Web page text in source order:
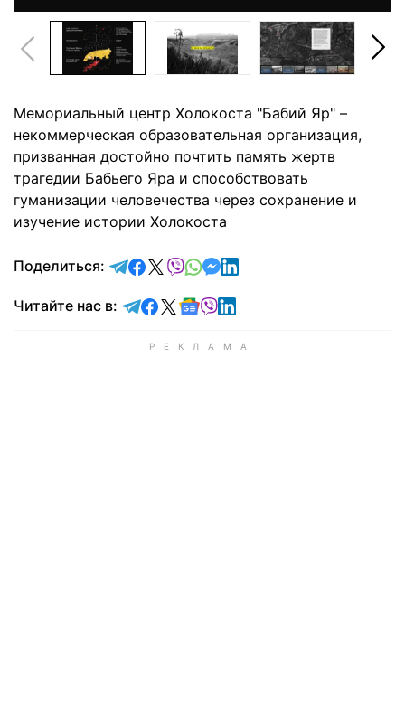
Мемориальный центр Холокоста "Бабий Яр" –
некоммерческая образовательная организация,
призванная достойно почтить память жертв
трагедии Бабьего Яра и способствовать
гуманизации человечества через сохранение и
изучение истории Холокоста
Поделиться: отправить в Telegram
поделиться в Facebook
поделиться в X
отправить в Viber
отправить в Whatsapp
отправить в Messenger
отправить в LinkedIn
Читайте нас в: Читайте в Telegram
Читайте в Facebook
Читайте в X
Читайте в Google news
Читайте в Viber
Читайте в LinkedIn